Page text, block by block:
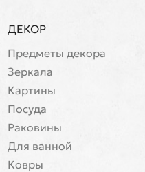
ДЕКОР
Предметы декора
Зеркала
Картины
Посуда
Раковины
Для ванной
Ковры